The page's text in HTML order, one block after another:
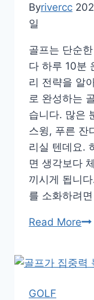
지
며
실
속
챙
기
는
골
프
매
너
Byrivercc
일
골프는 단순
다 하루 10분
리 전략을 알
로 완성하는
습니다. 많은
스윙, 푸른 잔
리실 텐데요.
면 생각보다
끼시게 됩니
를 소화하려
Read More하
분
GOLF